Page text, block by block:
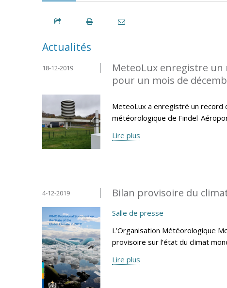
Actualités
MeteoLux enregistre
pour un mois de
18-12-2019
MeteoLux a enregistré un record
météorologique de Findel-
Lire plus
Bilan provisoire du
4-12-2019
Salle de presse
L’Organisation Météorologique
provisoire sur l’état du climat
Lire plus